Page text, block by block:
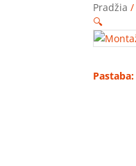
Pradžia /
🔍
Pastaba: